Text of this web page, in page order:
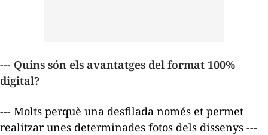
--- Quins són els avantatges del format 100%
digital?
--- Molts perquè una desfilada només et permet
realitzar unes determinades fotos dels dissenys ---